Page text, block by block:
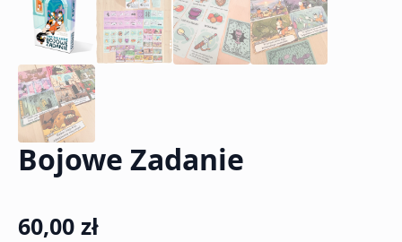
Bojowe Zadanie
60,00 zł